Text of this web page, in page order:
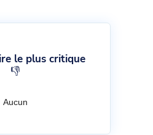
le plus critique
👎
Aucun